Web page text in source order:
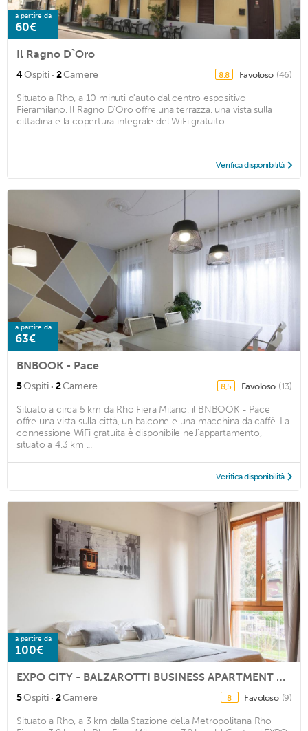
a partire da
60€
Il Ragno D`Oro
4Ospiti · 2Camere 8,8 Favoloso (46)
Situato a Rho, a 10 minuti d'auto dal centro espositivo
Fieramilano, Il Ragno D'Oro offre una terrazza, una vista sulla
cittadina e la copertura integrale del WiFi gratuito. ...
Verifica disponibilità
a partire da
63€
BNBOOK - Pace
5Ospiti · 2Camere 8,5 Favoloso (13)
Situato a circa 5 km da Rho Fiera Milano, il BNBOOK - Pace
offre una vista sulla città, un balcone e una macchina da caffè. La
connessione WiFi gratuita è disponibile nell'appartamento,
situato a 4,3 km ...
Verifica disponibilità
a partire da
100€
EXPO CITY - BALZAROTTI BUSINESS APARTMENT by ITALYVING
5Ospiti · 2Camere 8 Favoloso (9)
Situato a Rho, a 3 km dalla Stazione della Metropolitana Rho